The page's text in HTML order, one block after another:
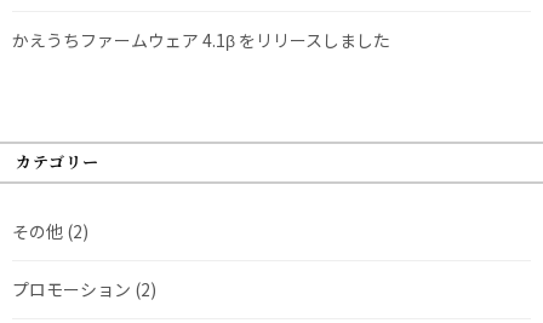
かえうちファームウェア 4.1β をリリースしました
カテゴリー
その他 (2)
プロモーション (2)